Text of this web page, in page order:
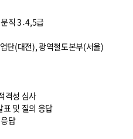
직 3․4,5급
단(대전), 광역철도본부(서울)
격성 심사
표 및 질의 응답
답